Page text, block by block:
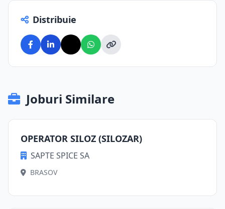
Distribuie
Joburi Similare
OPERATOR SILOZ (SILOZAR)
SAPTE SPICE SA
BRASOV